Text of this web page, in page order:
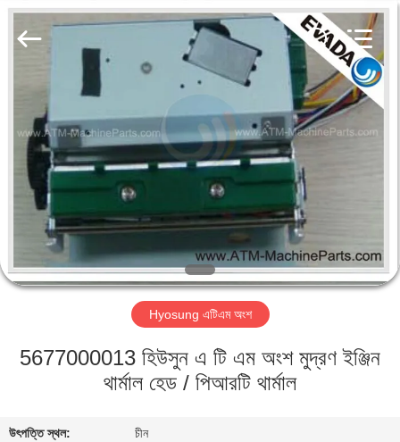
বাড়ি
পণ্য
আমাদের
সম্পর্কে
কারখানা
GSM
Trade
Co.,Ltd..
Hyosung এটিএম অংশ
5677000013 হিউসুন এ টি এম অংশ মুদ্রণ ইঞ্জিন
থার্মাল হেড / পিআরটি থার্মাল
উৎপত্তি স্থল: চীন